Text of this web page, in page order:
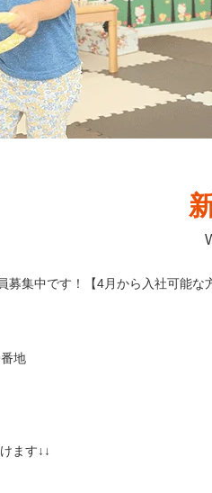
集中です！【4月から入社可能な
地
ます↓↓